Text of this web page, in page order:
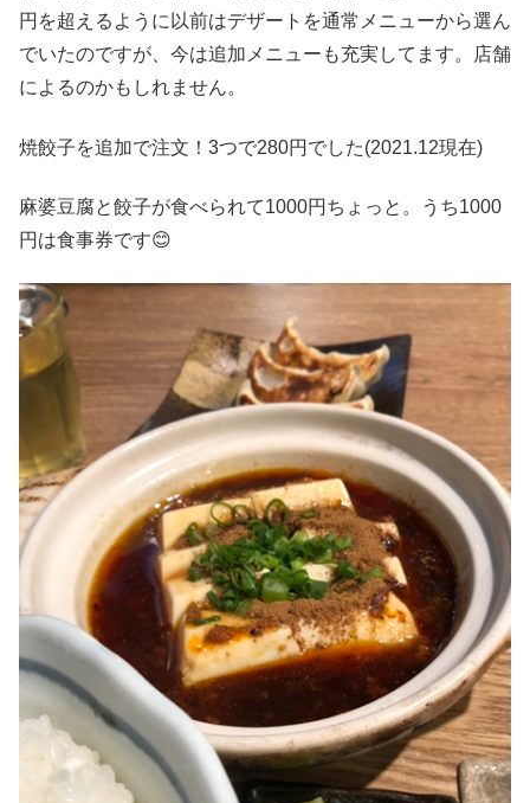
円を超えるように以前はデザートを通常メニューから選ん
でいたのですが、今は追加メニューも充実してます。店舗
によるのかもしれません。
焼餃子を追加で注文！3つで280円でした(2021.12現在)
麻婆豆腐と餃子が食べられて1000円ちょっと。うち1000
円は食事券です😊